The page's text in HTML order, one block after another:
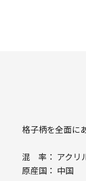
格子柄を全面に
混 率： アクリ
原産国： 中国